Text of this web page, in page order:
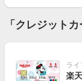
「クレジット
ラ
楽